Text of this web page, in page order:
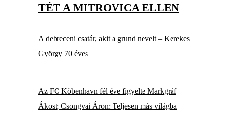
TÉT A MITROVICA ELLEN
A debreceni csatár, akit a grund nevelt – Kerekes
György 70 éves
Az FC Köbenhavn fél éve figyelte Markgráf
Ákost; Csongvai Áron: Teljesen más világba